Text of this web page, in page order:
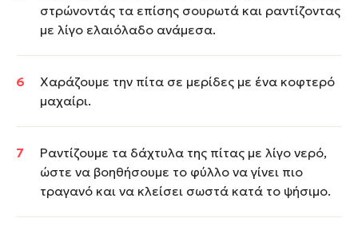
στρώνοντάς τα επίσης σουρωτά και ραντίζοντας
με λίγο ελαιόλαδο ανάμεσα.
Χαράζουμε την πίτα σε μερίδες με ένα κοφτερό
μαχαίρι.
Ραντίζουμε τα δάχτυλα της πίτας με λίγο νερό,
ώστε να βοηθήσουμε το φύλλο να γίνει πιο
τραγανό και να κλείσει σωστά κατά το ψήσιμο.